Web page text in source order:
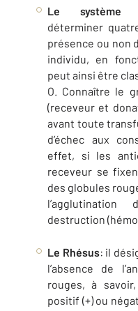
Le système
déterminer
présence ou non
individu, en
peut ainsi être
O. Connaître le
(receveur et
avant toute
d’échec aux
effet, si les
receveur se
des globules
destruction
Le Rhésus: il
l’absence de
rouges, à
positif (+) ou